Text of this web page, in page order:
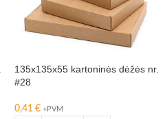
135x135x55 kartoninės dėžės nr.
#28
0,41 € +PVM